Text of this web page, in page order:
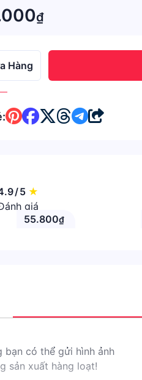
₫
Hàng
/5 ★
giá
55.800₫
bạn có thể gửi hình ảnh
sản xuất hàng loạt!